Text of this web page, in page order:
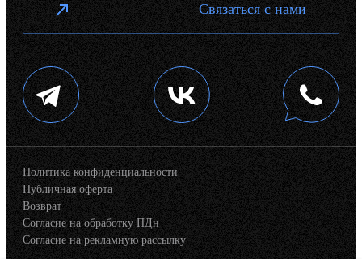
Связаться с нами
Политика конфиденциальности
Публичная оферта
Возврат
Согласие на обработку ПДн
Согласие на рекламную рассылку